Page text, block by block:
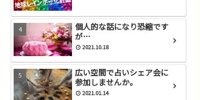
個人的な話になり恐縮です
が…
2021.10.18
広い空間で占いシェア会に
参加しませんか。
2021.01.14